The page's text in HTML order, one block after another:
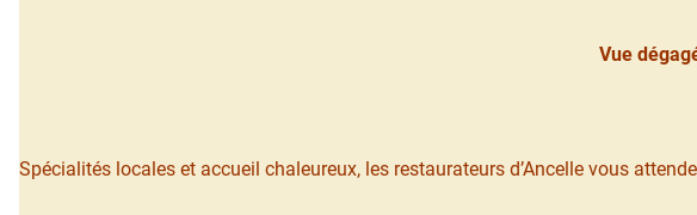
Vue
Spécialités locales et accueil chaleureux, les restaurateurs d’Ancelle vous